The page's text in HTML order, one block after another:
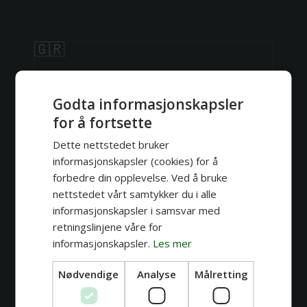
🇬🇷
Nicol Darlink
Detaljer GeometriBlackwork Frihånd
Se profil
Godta informasjonskapsler
for å fortsette
Dette nettstedet bruker
informasjonskapsler (cookies) for å
forbedre din opplevelse. Ved å bruke
nettstedet vårt samtykker du i alle
informasjonskapsler i samsvar med
retningslinjene våre for
informasjonskapsler. Les mer
Nødvendige Analyse Målretting